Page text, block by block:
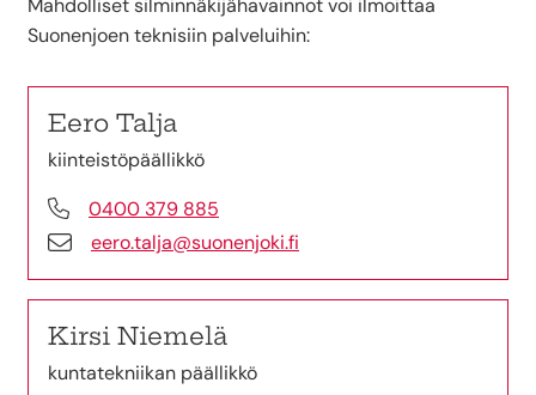
Suonenjoen teknisiin palveluihin:
Eero Talja
kiinteistöpäällikkö
0400 379 885
eero.talja@suonenjoki.fi
Kirsi Niemelä
kuntatekniikan päällikkö